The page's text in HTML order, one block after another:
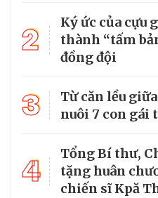
2
Ký ức của cựu
thành “tấm
đồng đội
3
Từ căn lều
nuôi 7 con gái
4
Tổng Bí thư,
tặng huân
chiến sĩ Kpă